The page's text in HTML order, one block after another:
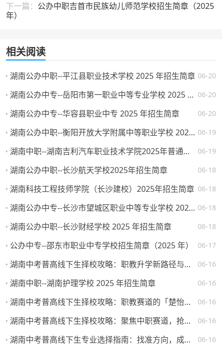
下一篇： 公办中职吉首市民族幼儿师范学校招生简章（2025
年）
相关阅读
06-20
湖南公办中职--平江县职业技术学校 2025 年招生简章
06-20
湖南公办中专--岳阳市第一职业中等专业学校 2025 年招生简章
06-20
湖南公办中专--华容县职业中专 2025 年招生简章
06-19
湖南公办中职--衡阳开放大学附属中等职业学校 2025 年招生简章
06-19
湖南中职--湖南吉利汽车职业技术学院2025年普通高校招生章程
06-18
湖南公办中职--长沙航天学校2025年招生简章
06-18
湖南科技工程技师学院（长沙建校）2025年招生简章
06-18
湖南公办中专--长沙市望城区职业中等专业学校 2025 年招生简章
06-18
湖南公办中职--长沙财经学校 2025 年招生简章
06-17
公办中专--邵东市职业中专学校招生简章（2025 年）
06-16
湖南中考普高线下生择校攻略：职教升学新路径与热门院校解析
06-16
湖南中职--湖南护理学校 2025 年招生简章
06-16
湖南中考普高线下生择校攻略：职教赛道的「楚怡」机遇与突围路径
06-16
湖南中考普高线下生择校攻略：聚焦中职赛道，抢占升学就业先机
06-16
湖南中考普高线下生专业选择指南：找准方向，成就未来